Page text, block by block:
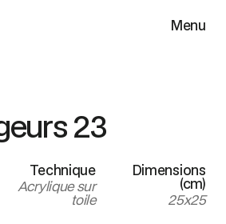
Menu
23
Technique
Acrylique sur
toile
Dimensions
(cm)
25x25